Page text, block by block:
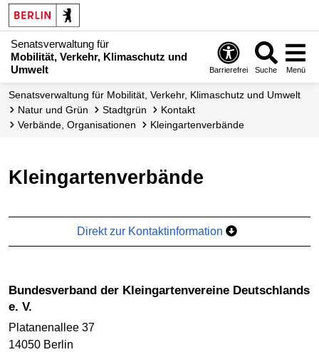
Senatsverwaltung für
Mobilität, Verkehr, Klimaschutz und
Umwelt
Barrierefrei Suche Menü
Senatsverwaltung für Mobilität, Verkehr, Klimaschutz und Umwelt
Natur und Grün
Stadtgrün
Kontakt
Verbände, Organisationen
Kleingarten­verbände
Kleingartenverbände
Direkt zur Kontaktinformation
Bundesverband der Kleingartenvereine Deutschlands
e. V.
Platanenallee 37
14050 Berlin